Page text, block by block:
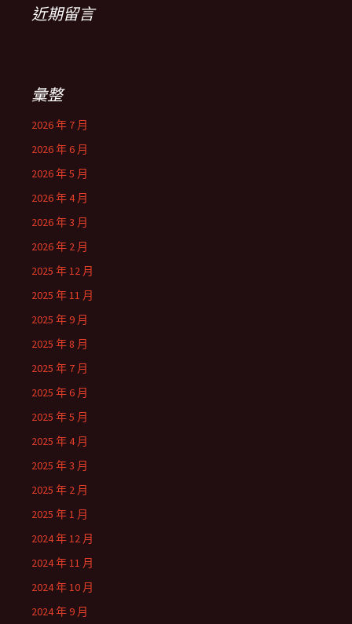
近期留言
彙整
2026 年 7 月
2026 年 6 月
2026 年 5 月
2026 年 4 月
2026 年 3 月
2026 年 2 月
2025 年 12 月
2025 年 11 月
2025 年 9 月
2025 年 8 月
2025 年 7 月
2025 年 6 月
2025 年 5 月
2025 年 4 月
2025 年 3 月
2025 年 2 月
2025 年 1 月
2024 年 12 月
2024 年 11 月
2024 年 10 月
2024 年 9 月